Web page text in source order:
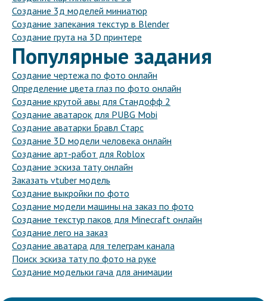
Создание 3д моделей миниатюр
Создание запекания текстур в Blender
Создание грута на 3D принтере
Популярные задания
Создание чертежа по фото онлайн
Определение цвета глаз по фото онлайн
Создание крутой авы для Стандофф 2
Создание аватарок для PUBG Mobi
Создание аватарки Бравл Старс
Создание 3D модели человека онлайн
Создание арт-работ для Roblox
Создание эскиза тату онлайн
Заказать vtuber модель
Создание выкройки по фото
Создание модели машины на заказ по фото
Создание текстур паков для Minecraft онлайн
Создание лего на заказ
Создание аватара для телеграм канала
Поиск эскиза тату по фото на руке
Создание модельки гача для анимации